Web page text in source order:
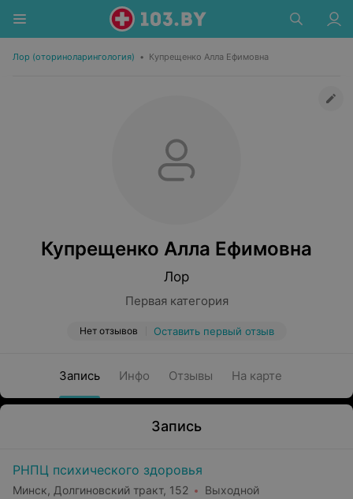
Лор (оториноларингология) • Купрещенко Алла Ефимовна
Купрещенко Алла Ефимовна
Лор
Первая категория
Нет отзывов Оставить первый отзыв
Запись Инфо Отзывы На карте
Запись
РНПЦ психического здоровья
Минск, Долгиновский тракт, 152 Выходной